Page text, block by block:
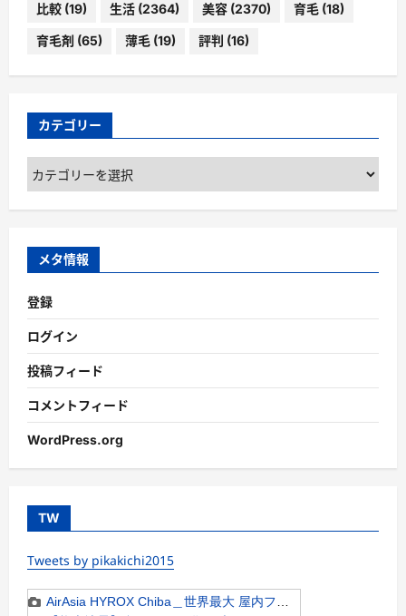
比較 (19) 生活 (2364) 美容 (2370) 育毛 (18)
育毛剤 (65) 薄毛 (19) 評判 (16)
カテゴリー
カ
テ
ゴ
ー
メタ情報
登録
ログイン
投稿フィード
コメントフィード
WordPress.org
TW
Tweets by pikakichi2015